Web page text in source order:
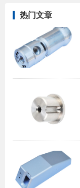
热门文章